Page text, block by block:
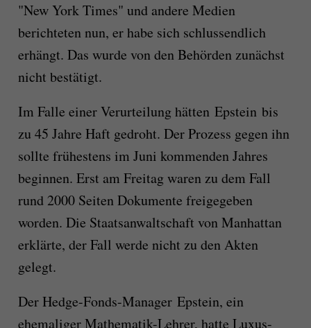
"New York Times" und andere Medien
berichteten nun, er habe sich schlussendlich
erhängt. Das wurde von den Behörden zunächst
nicht bestätigt.
Im Falle einer Verurteilung hätten Epstein bis
zu 45 Jahre Haft gedroht. Der Prozess gegen ihn
sollte frühestens im Juni kommenden Jahres
beginnen. Erst am Freitag waren zu dem Fall
rund 2000 Seiten Dokumente freigegeben
worden. Die Staatsanwaltschaft von Manhattan
erklärte, der Fall werde nicht zu den Akten
gelegt.
Der Hedge-Fonds-Manager Epstein, ein
ehemaliger Mathematik-Lehrer, hatte Luxus-